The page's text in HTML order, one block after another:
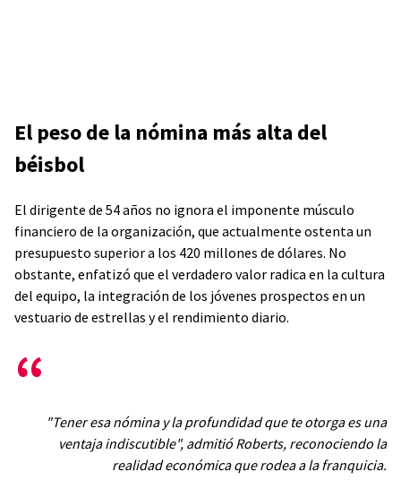
El peso de la nómina más alta del
béisbol
El dirigente de 54 años no ignora el imponente músculo
financiero de la organización, que actualmente ostenta un
presupuesto superior a los 420 millones de dólares. No
obstante, enfatizó que el verdadero valor radica en la cultura
del equipo, la integración de los jóvenes prospectos en un
vestuario de estrellas y el rendimiento diario.
"Tener esa nómina y la profundidad que te otorga es una
ventaja indiscutible", admitió Roberts, reconociendo la
realidad económica que rodea a la franquicia.